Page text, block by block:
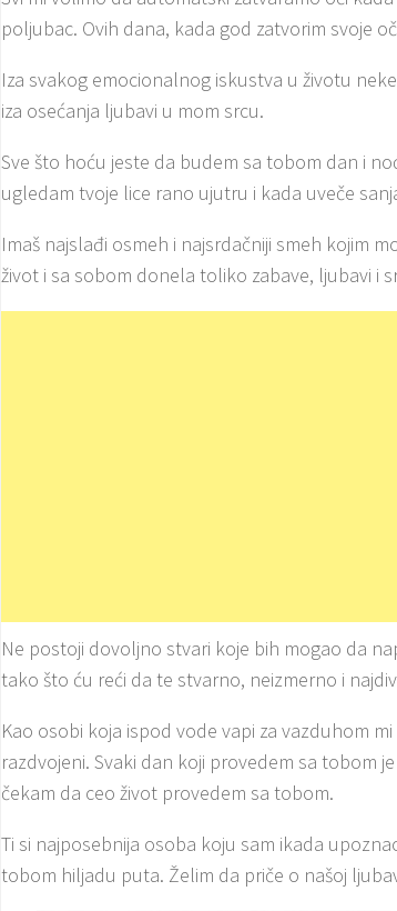
poljubac. Ovih dana, kada god zatvorim svoje
Iza svakog emocionalnog iskustva u životu
iza osećanja ljubavi u mom srcu.
Sve što hoću jeste da budem sa tobom dan i
ugledam tvoje lice rano ujutru i kada uveče
Imaš najslađi osmeh i najsrdačniji smeh kojim
život i sa sobom donela toliko zabave, ljubavi i
Ne postoji dovoljno stvari koje bih mogao da
tako što ću reći da te stvarno, neizmerno i
Kao osobi koja ispod vode vapi za vazduhom
razdvojeni. Svaki dan koji provedem sa tobom
čekam da ceo život provedem sa tobom.
Ti si najposebnija osoba koju sam ikada
tobom hiljadu puta. Želim da priče o našoj